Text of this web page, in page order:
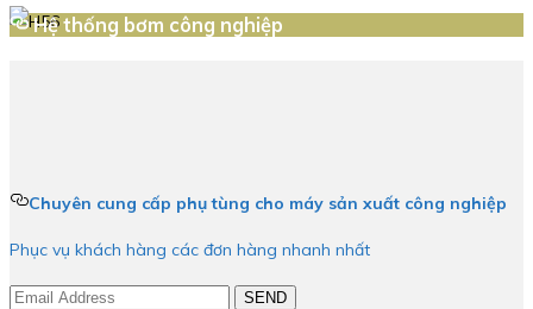
Hệ thống bơm công nghiệp
Chuyên cung cấp phụ tùng cho máy sản xuất công nghiệp
Phục vụ khách hàng các đơn hàng nhanh nhất
SEND